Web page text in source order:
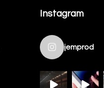
Instagram
jemprod